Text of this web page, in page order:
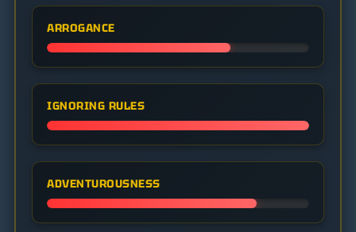
ARROGANCE
IGNORING RULES
ADVENTUROUSNESS